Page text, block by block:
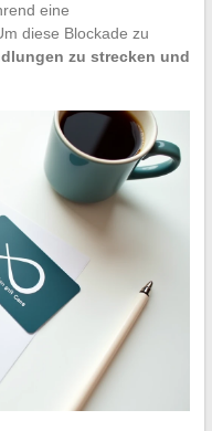
eine
diese Blockade zu
zu strecken und